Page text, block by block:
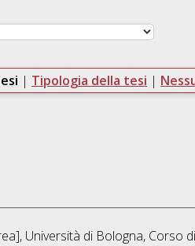
| Tipologia della tesi |
Università di Bologna, Corso